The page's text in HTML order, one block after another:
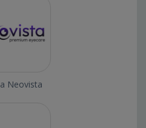
Neovista